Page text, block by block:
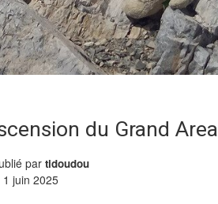
du Grand Area
par tidoudou
1 juin 2025